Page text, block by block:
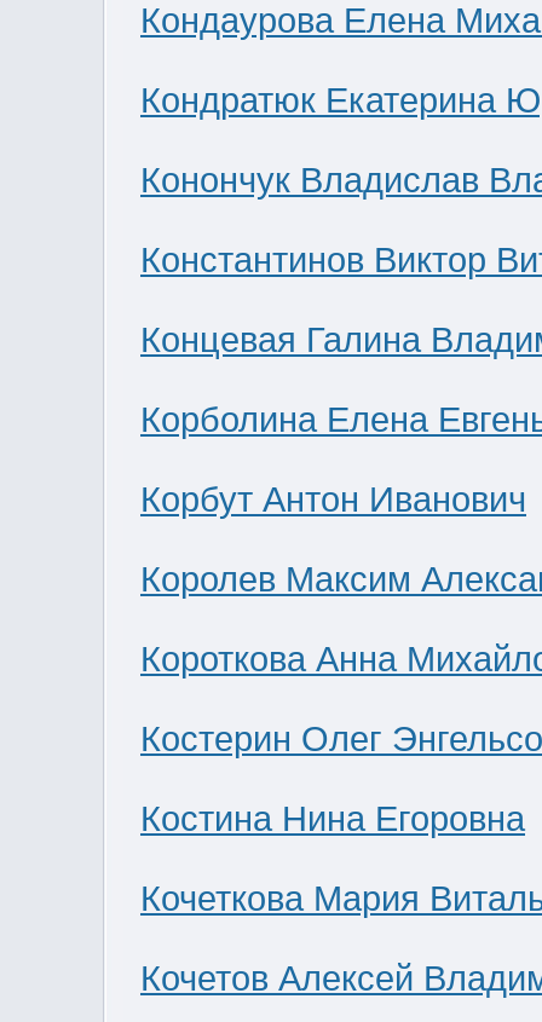
Кондаурова Елена
Кондратюк Екатерина
Конончук Владислав
Константинов Виктор
Концевая Галина
Корболина Елена
Корбут Антон Иванович
Королев Максим
Короткова Анна
Костерин Олег
Костина Нина Егоровна
Кочеткова Мария
Кочетов Алексей